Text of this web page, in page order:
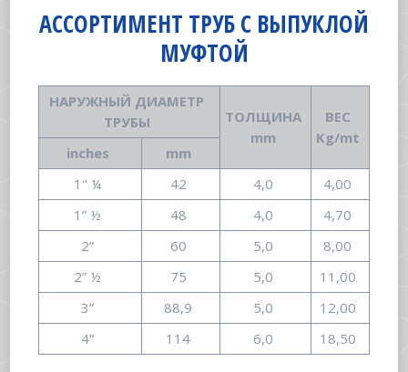
АССОРТИМЕНТ ТРУБ С ВЫПУКЛОЙ
МУФТОЙ
НАРУЖНЫЙ ДИАМЕТР
ТРУБЫ
ТОЛЩИНА
mm
ВЕС
Kg/mt
inches
mm
1" ¼
42 4,0
4,00
1” ½
48 4,0
4,70
2”
60 5,0
8,00
2” ½
75 5,0
11,00
3”
88,9 5,0
12,00
4”
114 6,0 18,50